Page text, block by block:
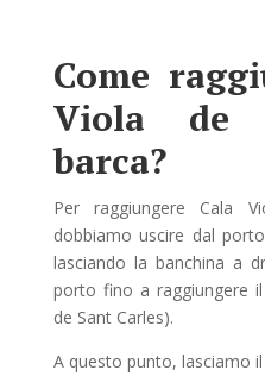
Come
Viola de
barca?
Per raggiungere Cala
dobbiamo uscire dal
lasciando la banchina a
porto fino a raggiungere
de Sant Carles).
A questo punto, lasciamo